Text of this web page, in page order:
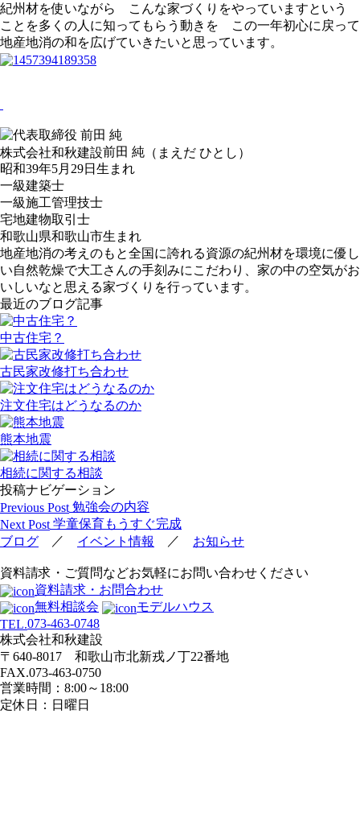
紀州材を使いながら こんな家づくりをやっていますという
ことを多くの人に知ってもらう動きを この一年初心に戻って
地産地消の和を広げていきたいと思っています。
株式会社和秋建設前田 純 （まえだ ひとし）
昭和39年5月29日生まれ
一級建築士
一級施工管理技士
宅地建物取引士
和歌山県和歌山市生まれ
地産地消の考えのもと全国に誇れる資源の紀州材を環境に優し
い自然乾燥で大工さんの手刻みにこだわり、家の中の空気がお
いしいなと思える家づくりを行っています。
最近のブログ記事
中古住宅？
古民家改修打ち合わせ
注文住宅はどうなるのか
熊本地震
相続に関する相談
投稿ナビゲーション
Previous Post 勉強会の内容
Next Post 学童保育もうすぐ完成
ブログ ／ イベント情報 ／ お知らせ
資料請求・ご質問などお気軽にお問い合わせください
資料請求・お問合わせ
無料相談会
モデルハウス
TEL.073-463-0748
株式会社和秋建設
〒640-8017 和歌山市北新戎ノ丁22番地
FAX.073-463-0750
営業時間：8:00～18:00
定休日：日曜日